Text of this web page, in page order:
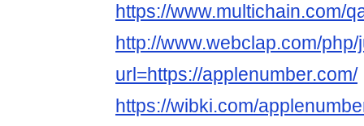
https://www.multichain.com/
http://www.webclap.com/
url=https://applenumber.com/
https://wibki.com/